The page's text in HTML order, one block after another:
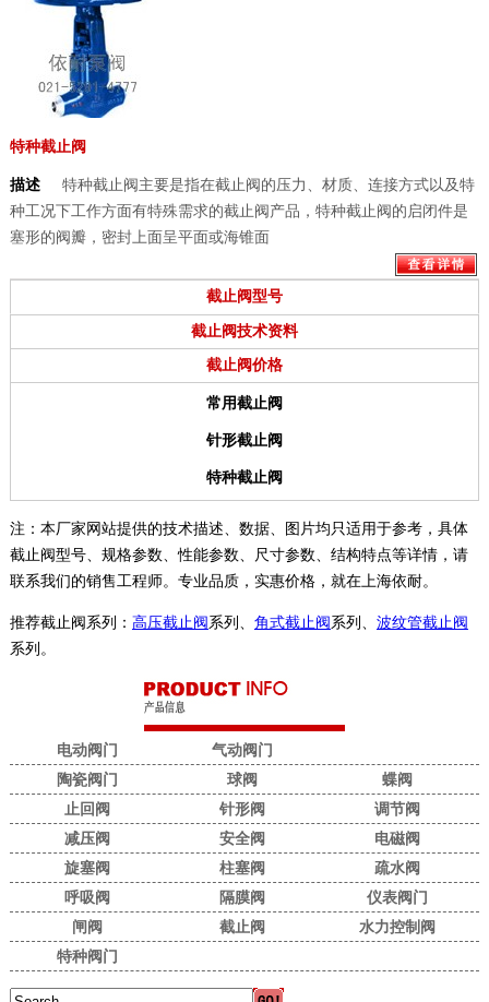
特种截止阀
描述
特种截止阀主要是指在截止阀的压力、材质、连接方式以及特
种工况下工作方面有特殊需求的截止阀产品，特种截止阀的启闭件是
塞形的阀瓣，密封上面呈平面或海锥面
截止阀型号
截止阀技术资料
截止阀价格
常用截止阀
针形截止阀
特种截止阀
注：本厂家网站提供的技术描述、数据、图片均只适用于参考，具体
截止阀型号、规格参数、性能参数、尺寸参数、结构特点等详情，请
联系我们的销售工程师。专业品质，实惠价格，就在上海依耐。
推荐截止阀系列： 高压截止阀 系列、 角式截止阀 系列、 波纹管截止阀
系列。
电动阀门
气动阀门
陶瓷阀门
球阀
蝶阀
止回阀
针形阀
调节阀
减压阀
安全阀
电磁阀
旋塞阀
柱塞阀
疏水阀
呼吸阀
隔膜阀
仪表阀门
闸阀
截止阀
水力控制阀
特种阀门